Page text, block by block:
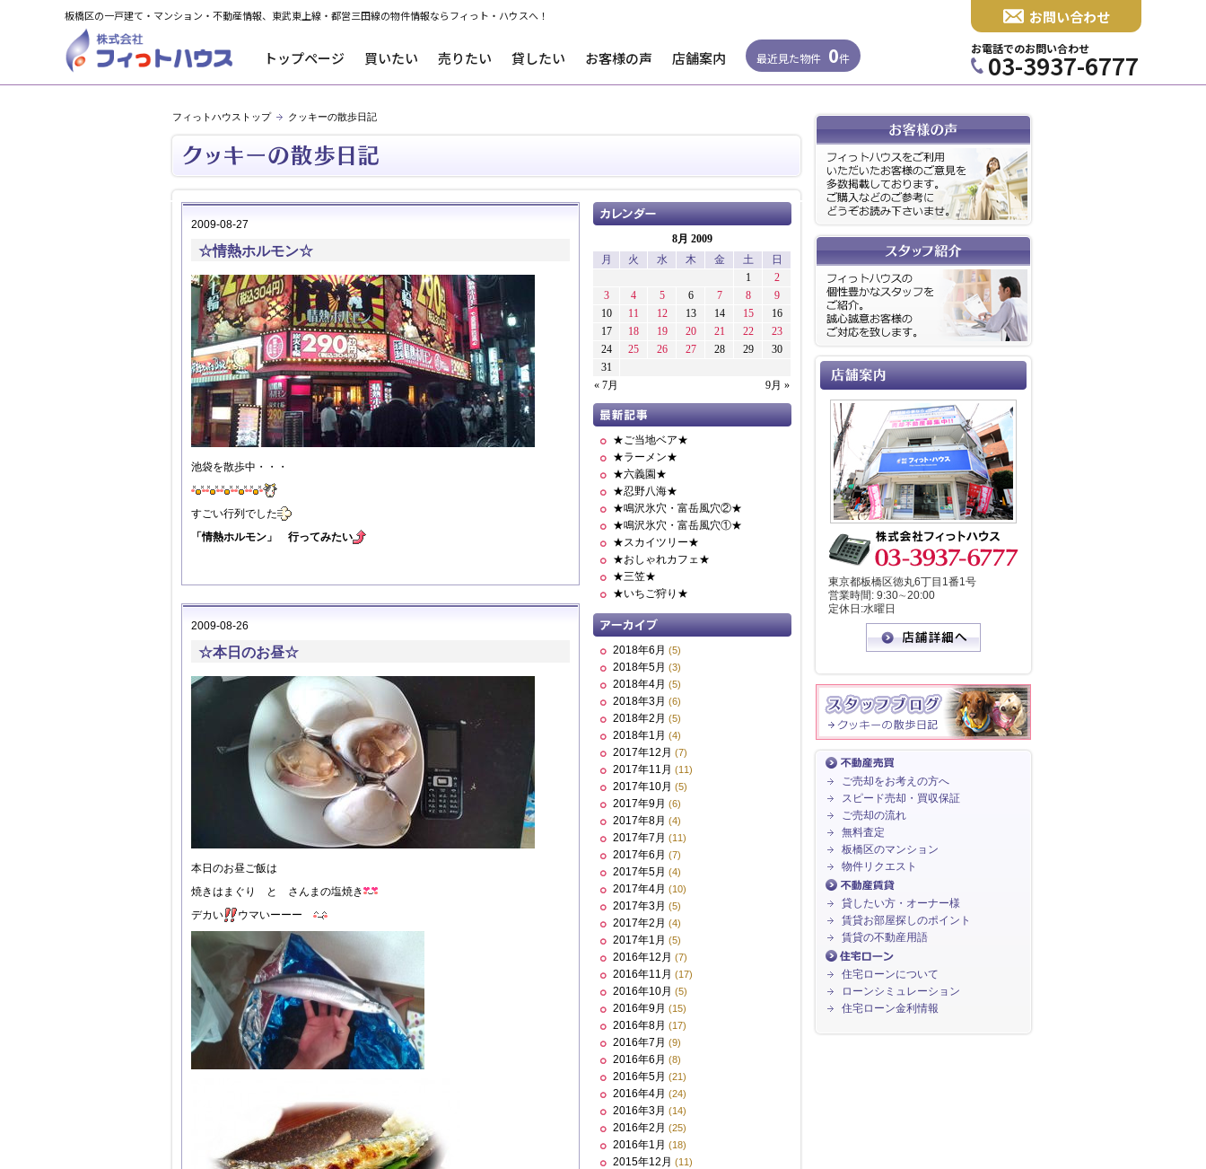
板橋区の一戸建て・マンション・不動産情報、東武東上線・都営三田線の物件情報ならフィっト・ハウスへ！
トップページ 買いたい 売りたい 貸したい お客様の声 店舗案内 最近見た物件 0件
お問い合わせ
お電話でのお問い合わせ
03-3937-6777
フィっトハウストップ クッキーの散歩日記
2009-08-27
☆情熱ホルモン☆
池袋を散歩中・・・
すごい行列でした
「情熱ホルモン」 行ってみたい
2009-08-26
☆本日のお昼☆
本日のお昼ご飯は
焼きはまぐり と さんまの塩焼き
デカい
ウマいーーー
8月 2009
月
火 水 木 金 土 日
« 7月 9月 »
1
2
3
4 5 6 7 8
9
10
11 12 13 14 15
16
17
18 19 20 21 22
23
24
25 26 27 28 29
30
31
★ご当地ベア★
★ラーメン★
★六義園★
★忍野八海★
★鳴沢氷穴・富岳風穴②★
★鳴沢氷穴・富岳風穴①★
★スカイツリー★
★おしゃれカフェ★
★三笠★
★いちご狩り★
2018年6月 (5)
2018年5月 (3)
2018年4月 (5)
2018年3月 (6)
2018年2月 (5)
2018年1月 (4)
2017年12月 (7)
2017年11月 (11)
2017年10月 (5)
2017年9月 (6)
2017年8月 (4)
2017年7月 (11)
2017年6月 (7)
2017年5月 (4)
2017年4月 (10)
2017年3月 (5)
2017年2月 (4)
2017年1月 (5)
2016年12月 (7)
2016年11月 (17)
2016年10月 (5)
2016年9月 (15)
2016年8月 (17)
2016年7月 (9)
2016年6月 (8)
2016年5月 (21)
2016年4月 (24)
2016年3月 (14)
2016年2月 (25)
2016年1月 (18)
2015年12月 (11)
東京都板橋区徳丸6丁目1番1号
営業時間: 9:30∼20:00
定休日:水曜日
ご売却をお考えの方へ
スピード売却・買収保証
ご売却の流れ
無料査定
板橋区のマンション
物件リクエスト
貸したい方・オーナー様
賃貸お部屋探しのポイント
賃貸の不動産用語
住宅ローンについて
ローンシミュレーション
住宅ローン金利情報